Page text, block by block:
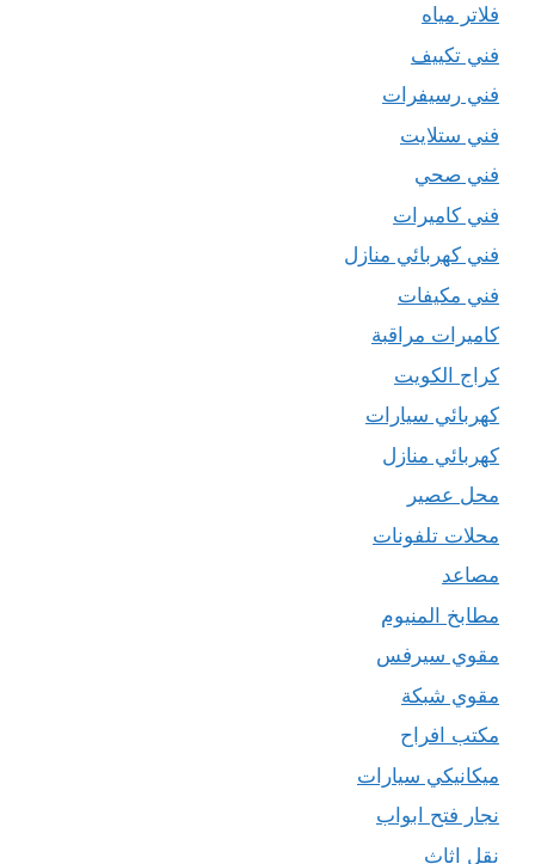
فلاتر مياه
فني تكييف
فني رسيفرات
فني ستلايت
فني صحي
فني كاميرات
فني كهربائي منازل
فني مكيفات
كاميرات مراقبة
كراج الكويت
كهربائي سيارات
كهربائي منازل
محل عصير
محلات تلفونات
مصاعد
مطابخ المنيوم
مقوي سيرفس
مقوي شبكة
مكتب افراح
ميكانيكي سيارات
نجار فتح ابواب
نقل اثاث